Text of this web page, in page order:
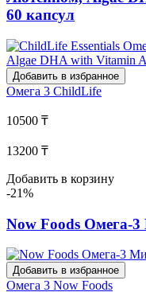
60 капсул
Добавить в избранное
Омега 3 ChildLife
10500 ₸
13200 ₸
Добавить в корзину
-21%
Now Foods Омега-
Добавить в избранное
Омега 3 Now Foods